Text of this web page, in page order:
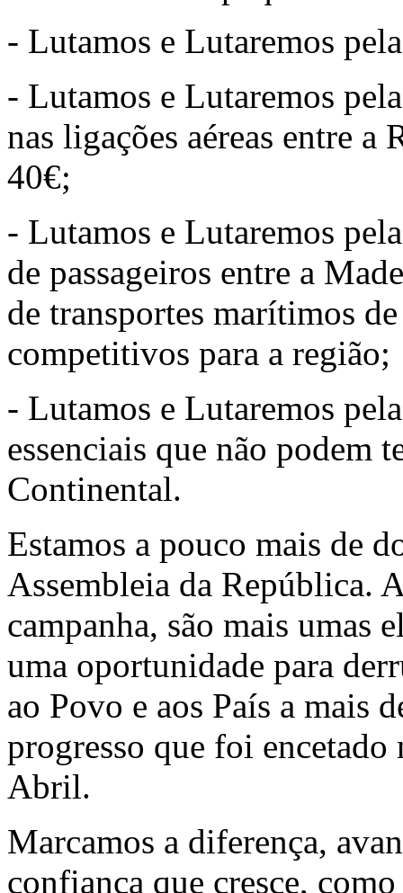
- Lutamos e Lutaremos
- Lutamos e Lutaremos
nas ligações aéreas entre
40€;
- Lutamos e Lutaremos
de passageiros entre a
de transportes marítimos
competitivos para a região;
- Lutamos e Lutaremos
essenciais que não podem
Continental.
Estamos a pouco mais de
Assembleia da República.
campanha, são mais umas
uma oportunidade para
ao Povo e aos País a mais
progresso que foi
Abril.
Marcamos a diferença,
confiança que cresce,